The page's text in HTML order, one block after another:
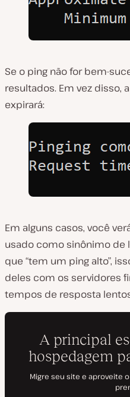
Se o ping não for bem-
resultados. Em vez disso,
expirará:
Em alguns casos, você
usado como sinônimo de
que “tem um ping alto”,
deles com os servidores
tempos de resposta